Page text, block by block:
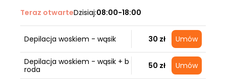
Teraz otwarteDzisiaj:08:00-18:00
Depilacja woskiem - wąsik 30 zł Umów
Depilacja woskiem - wąsik + b
roda
50 zł Umów